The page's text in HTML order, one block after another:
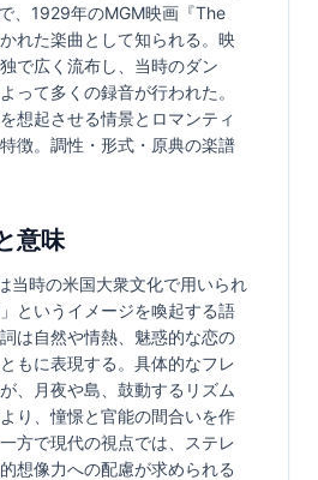
、1929年のMGM映画『The
れた楽曲として知られる。映
で広く流布し、当時のダン
って多くの録音が行われた。
想起させる情景とロマンティ
徴。調性・形式・原典の楽譜
意味
当時の米国大衆文化で用いられ
というイメージを喚起する語
は自然や情熱、魅惑的な恋の
もに表現する。具体的なフレ
、月夜や島、鼓動するリズム
り、憧憬と官能の間合いを作
方で現代の視点では、ステレ
想像力への配慮が求められる